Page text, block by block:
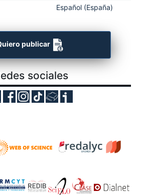
Español (España)
publicar
sociales